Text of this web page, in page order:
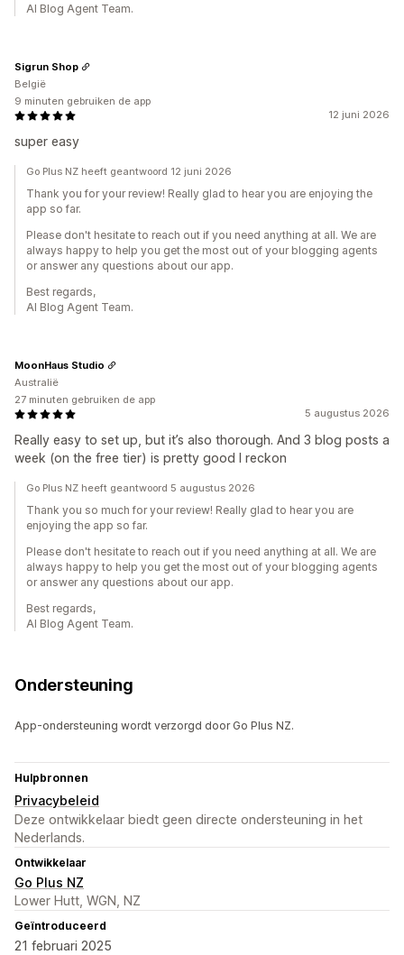
AI Blog Agent Team.
12 juni 2026
super easy
Sigrun Shop
België
9 minuten gebruiken de app
Go Plus NZ heeft geantwoord 12 juni 2026
Thank you for your review! Really glad to hear you are enjoying the
app so far.
Please don't hesitate to reach out if you need anything at all. We are
always happy to help you get the most out of your blogging agents
or answer any questions about our app.
Best regards,
AI Blog Agent Team.
5 augustus 2026
Really easy to set up, but it’s also thorough. And 3 blog posts a
week (on the free tier) is pretty good I reckon
MoonHaus Studio
Australië
27 minuten gebruiken de app
Go Plus NZ heeft geantwoord 5 augustus 2026
Thank you so much for your review! Really glad to hear you are
enjoying the app so far.
Please don't hesitate to reach out if you need anything at all. We are
always happy to help you get the most out of your blogging agents
or answer any questions about our app.
Best regards,
AI Blog Agent Team.
Ondersteuning
App-ondersteuning wordt verzorgd door Go Plus NZ.
Hulpbronnen
Privacybeleid
Deze ontwikkelaar biedt geen directe ondersteuning in het
Nederlands.
Ontwikkelaar
Go Plus NZ
Lower Hutt, WGN, NZ
Geïntroduceerd
21 februari 2025